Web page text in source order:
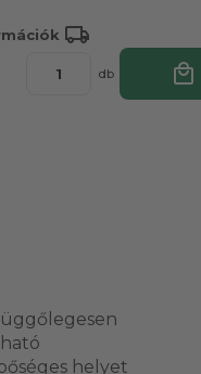
local_shipping
db local_mall
helyet